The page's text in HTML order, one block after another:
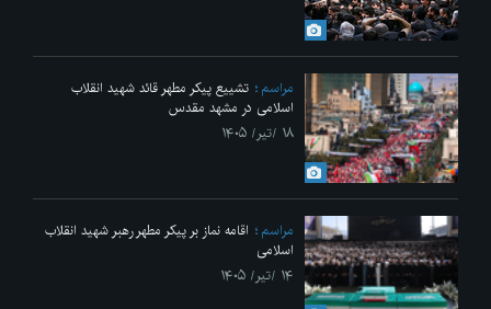
مراسم
تشییع پیکر مطهر قائد شهید انقلاب
اسلامی در مشهد مقدس
۱۸ /تیر/ ۱۴۰۵
مراسم
اقامه نماز بر پیکر مطهر رهبر شهید انقلاب
اسلامی
۱۴ /تیر/ ۱۴۰۵